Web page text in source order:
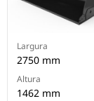
Largura
2750 mm
Altura
1462 mm